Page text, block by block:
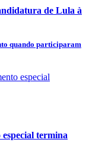
de Lula à
quando participaram
termina